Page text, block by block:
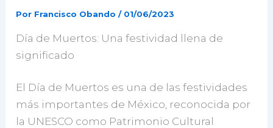
Por Francisco Obando/ 01/06/2023
Día de Muertos: Una festividad llena de
significado
El Día de Muertos es una de las festividades
más importantes de México, reconocida por
la UNESCO como Patrimonio Cultural